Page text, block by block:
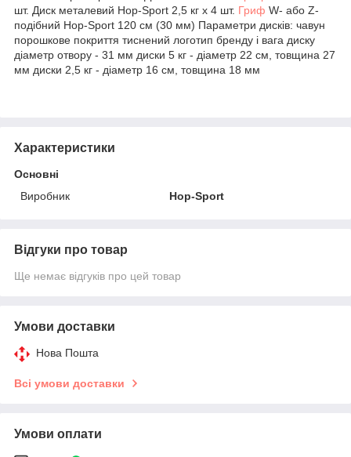
шт. Диск металевий Hop-Sport 2,5 кг х 4 шт. Гриф W- або Z-
подібний Hop-Sport 120 см (30 мм) Параметри дисків: чавун
порошкове покриття тиснений логотип бренду і вага диску
діаметр отвору - 31 мм диски 5 кг - діаметр 22 см, товщина 27
мм диски 2,5 кг - діаметр 16 см, товщина 18 мм
Характеристики
Основні
Виробник
Hop-Sport
Відгуки про товар
Ще немає відгуків про цей товар
Умови доставки
Нова Пошта
Всі умови доставки
Умови оплати